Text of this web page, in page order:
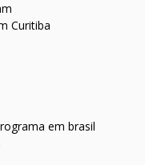
Curitiba
em brasil